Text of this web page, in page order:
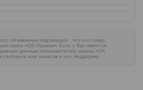
объявления подтвердил , что его товар
закон «Об Оружии» Если у Вас имеется
данным пользователем закона «Об
нам написав в тех. поддержку